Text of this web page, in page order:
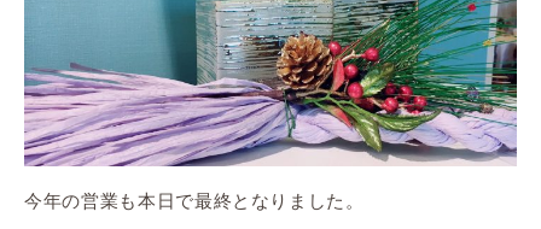
今年の営業も本日で最終となりました。